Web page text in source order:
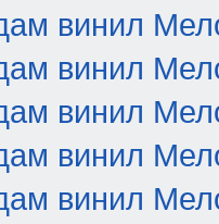
винил
винил
винил
винил
винил